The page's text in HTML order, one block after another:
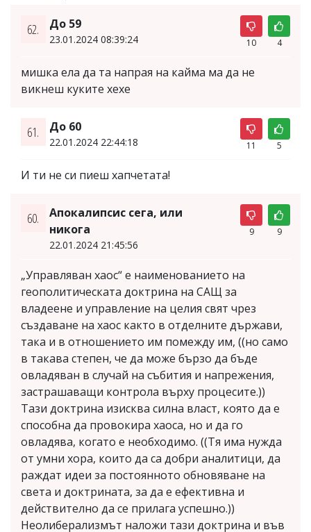
62. До 59
23.01.2024 08:39:24 10 4
мишка ела да та напрая на кайма ма да не
викнеш куките хехе
61. До 60
22.01.2024 22:44:18 11 5
И ти не си пиеш хапчетата!
60.
Апокалипсис сега, или
никога
22.01.2024 21:45:56
9 9
„Управляван хаос“ е наименованието на
геополитическата доктрина на САЩ за
владеене и управление на целия свят чрез
създаване на хаос както в отделните държави,
така и в отношението им помежду им, ((но само
в такава степен, че да може бързо да бъде
овладяван в случай на събития и напрежения,
застрашаващи контрола върху процесите.))
Тази доктрина изисква силна власт, която да е
способна да провокира хаоса, но и да го
овладява, когато е необходимо. ((Тя има нужда
от умни хора, които да са добри аналитици, да
раждат идеи за постоянното обновяване на
света и доктрината, за да е ефективна и
действително да се прилага успешно.))
Неолиберализмът наложи тази доктрина и във